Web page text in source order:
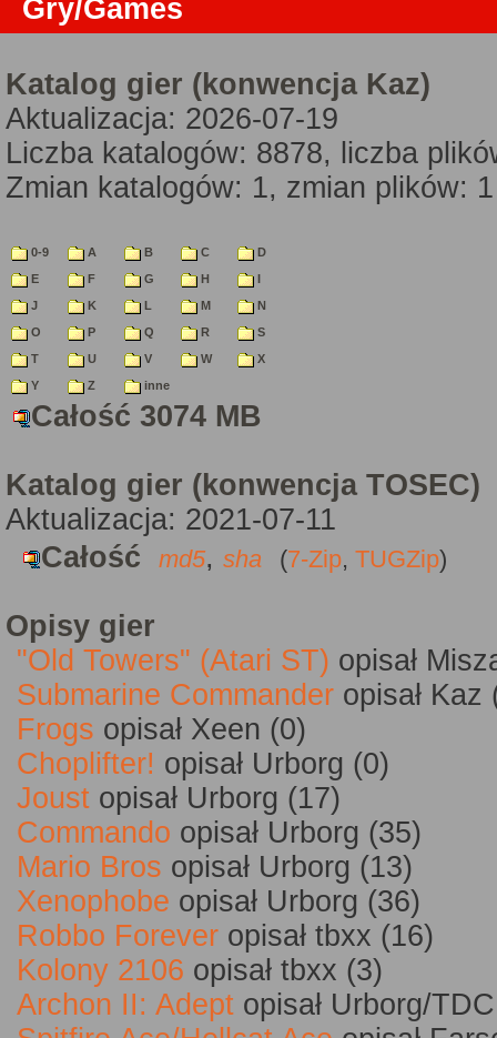
Gry/Games
Katalog gier (konwencja Kaz)
Aktualizacja: 2026-07-19
Liczba katalogów: 8878, liczba
Zmian katalogów: 1, zmian plików: 1
0-9 A B C
D
E
F G H
I
J
K L M
N
O
P Q R
S
T
U V W
X
Y
Z inne
Całość 3074 MB
Katalog gier (konwencja TOSEC)
Aktualizacja: 2021-07-11
Całość
md5, sha (7-Zip, TUGZip)
Opisy gier
"Old Towers" (Atari ST) opisał
Submarine Commander opisał Kaz
Frogs opisał Xeen (0)
Choplifter! opisał Urborg (0)
Joust opisał Urborg (17)
Commando opisał Urborg (35)
Mario Bros opisał Urborg (13)
Xenophobe opisał Urborg (36)
Robbo Forever opisał tbxx (16)
Kolony 2106 opisał tbxx (3)
Archon II: Adept opisał Urborg/